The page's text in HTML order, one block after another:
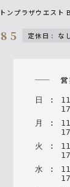
ンプラザウエスト
定休日 :
日 : 11
17
月
: 11
17
火
: 11
17
水 : 11
17